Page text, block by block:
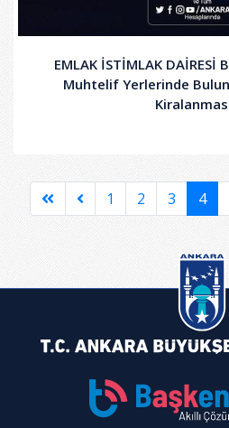
EMLAK İSTİMLAK DAİRESİ
Muhtelif Yerlerinde
1 2 3 4